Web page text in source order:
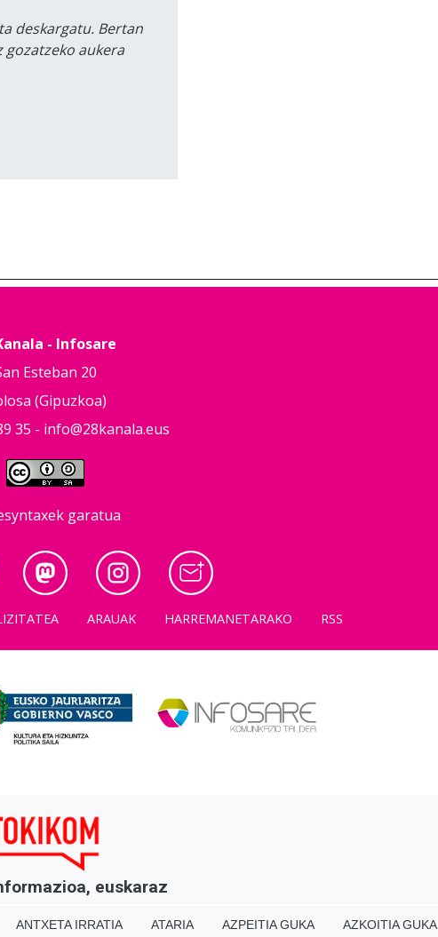
deskargatu. Bertan
aukera
- Infosare
Esteban 20
(Gipuzkoa)
35 - info@28kanala.eus
garatua
ARAUAK HARREMANETARAKO RSS
euskaraz
ANTXETA IRRATIA ATARIA AZPEITIA GUKA AZKOITIA GUKA